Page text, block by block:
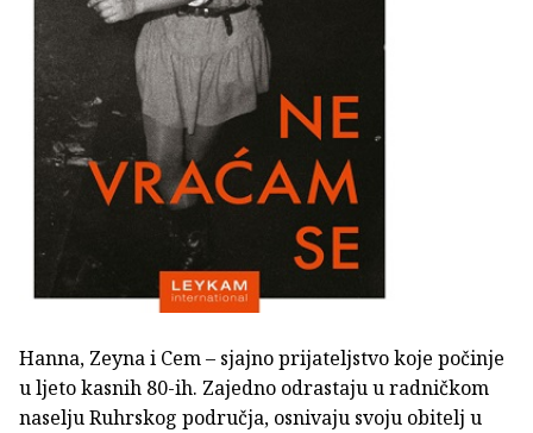
Hanna, Zeyna i Cem – sjajno prijateljstvo koje počinje
u ljeto kasnih 80-ih. Zajedno odrastaju u radničkom
naselju Ruhrskog područja, osnivaju svoju obitelj u